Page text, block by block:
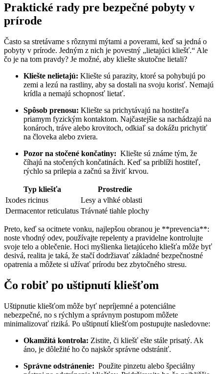
Praktické rady⁣ pre bezpečné pobyty v
prírode
Často sa stretávame s ​rôznymi mýtami a⁣ poverami, keď sa jedná‌ o
pobyty v⁣ prírode. Jedným z nich ​je povestný „lietajúci kliešť.“ Ale
čo je na tom⁤ pravdy? Je možné, aby kliešte​ skutočne ‌lietali?
Kliešte nelietajú: Kliešte sú parazity, ktoré sa⁢ pohybujú‌ po
zemi a lezú na ⁢rastliny,⁣ aby sa ​dostali na svoju korisť. Nemajú
krídla⁣ a nemajú schopnosť lietať.
Spôsob⁤ prenosu: Kliešte sa prichytávajú na hostiteľa
priamym fyzickým ​kontaktom. Najčastejšie sa nachádzajú na⁣
konároch, tráve​ alebo‌ krovitoch, odkiaľ sa dokážu prichytiť
na človeka ⁣alebo zviera.
Pozor⁤ na stočené končatiny: ‌ Kliešte sú známe tým, že
‌číhajú na stočených končatinách. Keď sa priblíži‌ hostiteľ,
rýchlo sa prilepia a začnú sa živiť krvou.
Typ kliešťa
Prostredie
Ixodes ricinus
Lesy a ‍vlhké oblasti
Dermacentor reticulatus Trávnaté⁤ tiahle plochy
Preto, keď‍ sa ⁤ocitnete vonku, najlepšou obranou je **prevencia**:
noste vhodný ⁣odev, používajte repelenty a pravidelne⁤ kontrolujte
svoje telo a oblečenie. ⁤Hoci myšlienka lietajúceho kliešťa môže byť
desivá, ⁤realita je taká, že stačí dodržiavať základné bezpečnostné
opatrenia a môžete si užívať​ prírodu bez zbytočného ⁢stresu.
Čo robiť po⁤ uštipnutí kliešťom
Uštipnutie kliešťom⁤ môže byť nepríjemné a potenciálne
nebezpečné, no s rýchlym a správnym postupom môžete
minimalizovať riziká. Po uštipnutí​ kliešťom ​postupujte nasledovne:
Okamžitá‍ kontrola: Zistite,​ či kliešť ešte stále prisatý. Ak
áno, je dôležité ho čo najskôr ‍správne odstrániť.
Správne odstránenie: ‍ Použite pinzetu alebo špeciálny